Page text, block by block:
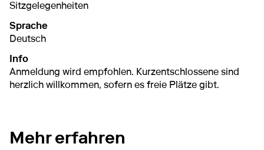
Sitzgelegenheiten
Sprache
Deutsch
Info
Anmeldung wird empfohlen. Kurzentschlossene sind
herzlich willkommen, sofern es freie Plätze gibt.
Mehr erfahren